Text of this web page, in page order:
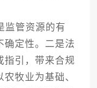
管资源的有
确定性。二是法
指引，带来合规
牧业为基础、